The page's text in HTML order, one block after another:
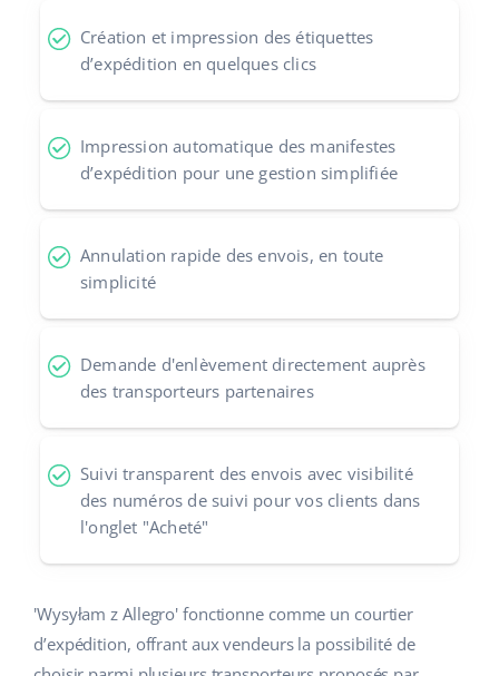
Calculateur de gains
Collaborations et partenaires
Contact
español (MX)
Français
Italiano
português (BR)
中文
Création et impression des étiquettes
d’expédition en quelques clics
Impression automatique des manifestes
d’expédition pour une gestion simplifiée
Annulation rapide des envois, en toute
simplicité
Demande d'enlèvement directement auprès
des transporteurs partenaires
Suivi transparent des envois avec visibilité
des numéros de suivi pour vos clients dans
l'onglet "Acheté"
'Wysyłam z Allegro' fonctionne comme un courtier
d’expédition, offrant aux vendeurs la possibilité de